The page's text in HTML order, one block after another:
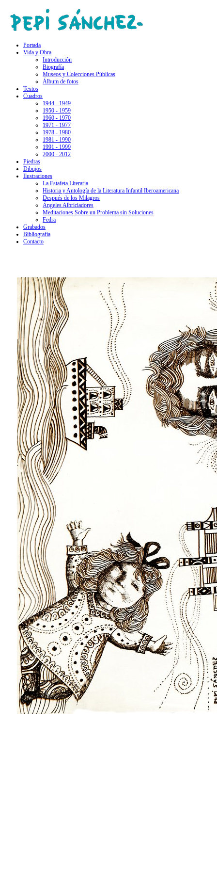
Portada
Vida y Obra
Introducción
Biografía
Museos y Colecciones Públicas
Álbum de fotos
Textos
Cuadros
1944 - 1949
1950 - 1959
1960 - 1970
1971 - 1977
1978 - 1980
1981 - 1990
1991 - 1999
2000 - 2012
Piedras
Dibujos
Ilustraciones
La Estafeta Literaria
Historia y Antología de la Literatura Infantil Iberoamericana
Después de los Milagros
Ángeles Albriciadores
Meditaciones Sobre un Problema sin Soluciones
Fedra
Grabados
Bibliografía
Contacto